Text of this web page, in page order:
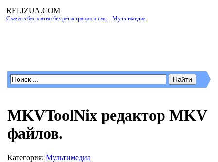
RELIZUA.COM
Скачать бесплатно без регистрации и смс Мультимедиа
MKVToolNix редактор MKV
файлов.
Категория: Мультимедиа